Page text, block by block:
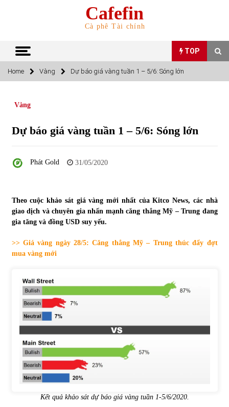
Cafefin
Cà phê Tài chính
TOP
TOP
5/2022
Top 10 mặt hàng Việt Nam xuất khẩu nhiều nhất tháng
5/2022
07/06/2022
Tự doanh ngày 3.6.2022: CTCK mua ròng 28,7 tỷ đồng
Top 10 tỷ phú giàu nhất thế giới – Bảng xếp hạng 2022
31/05/2022
31/05/2022
Home Vàng Dự báo giá vàng tuần 1 – 5/6: Sóng lớn
Vàng
Dự báo giá vàng tuần 1 – 5/6: Sóng lớn
Phát Gold 31/05/2020
Theo cuộc khảo sát giá vàng mới nhất của Kitco News, các nhà
giao dịch và chuyên gia nhấn mạnh căng thẳng Mỹ – Trung đang
gia tăng và đồng USD suy yếu.
>> Giá vàng ngày 28/5: Căng thẳng Mỹ – Trung thúc đẩy đợt
mua vàng mới
Kết quả khảo sát dự báo giá vàng tuần 1-5/6/2020.